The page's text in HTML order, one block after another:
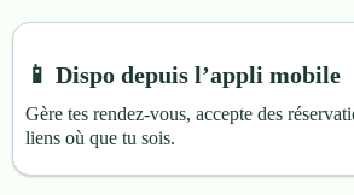
📱 Dispo depuis l’appli mobile
Gère tes rendez-vous, accepte des
liens où que tu sois.